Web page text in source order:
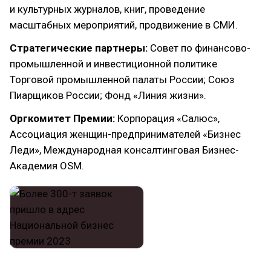
и культурных журналов, книг, проведение
масштабных мероприятий, продвижение в СМИ.
Стратегические партнеры: Совет по финансово-
промышленной и инвестиционной политике
Торговой промышленной палаты России; Союз
Пиарщиков России; Фонд «Линия жизни».
Оргкомитет Премии: Корпорация «Салюс»,
Ассоциация женщин-предпринимателей «Бизнес
Леди», Международная консалтинговая Бизнес-
Академия OSM.